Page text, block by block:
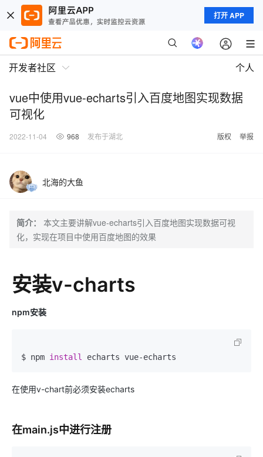
打开 APP
开发者社区 个人
vue中使用vue-echarts引入百度地图实现数据
可视化
2022-11-04 968 发布于湖北 版权 举报
北海的大鱼
简介：
本文主要讲解vue-echarts引入百度地图实现数据可视
化，实现在项目中使用百度地图的效果
安装v-charts
npm安装
$ npm install
在使用v-chart前必须安装echarts
在main.js中进行注册